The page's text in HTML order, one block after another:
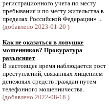
регистрационного учета по месту
пребывания и по месту жительства в
пределах Российской Федерации» ...
(добавлено 2023-01-20 )
Как не оказаться в ловушке
мошенников? Прокуратура
разъясняет
В настоящее время наблюдается рост
преступлений, связанных хищением
денежных средств граждан путем
телефонного мошенничества.
(добавлено 2022-08-18 )